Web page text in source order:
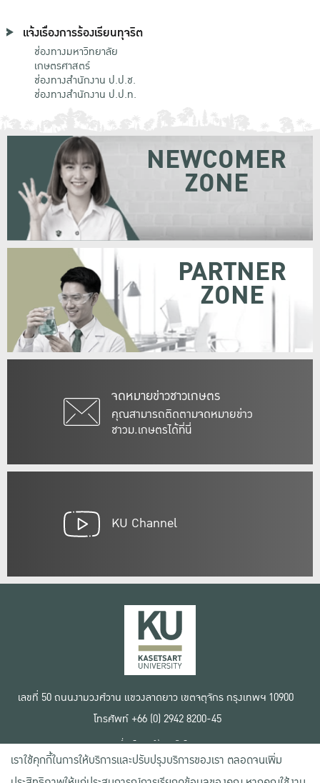
แจ้งเรื่องการร้องเรียนทุจริต
ช่องทางมหาวิทยาลัย
เกษตรศาสตร์
ช่องทางสำนักงาน ป.ป.ช.
ช่องทางสำนักงาน ป.ป.ท.
จดหมายข่าวชาวเกษตร
คุณสามารถติดตามจดหมายข่าว
ชาวม.เกษตรได้ที่นี่
NEWCOMER
ZONE
PARTNER
ZONE
KU Channel
เลขที่ 50 ถนนงามวงศ์วาน แขวงลาดยาว เขตจตุจักร กรุงเทพฯ 10900
โทรศัพท์ +66 (0) 2942 8200-45
เงื่อนไขการใช้งานเว็บไซต์
ข้อตกลงด้านสิทธิ์ใช้งาน
นโยบายความเป็นส่วนตัว
เราใช้คุกกี้ในการให้บริการและปรับปรุงบริการของเรา ตลอดจนเพิ่ม